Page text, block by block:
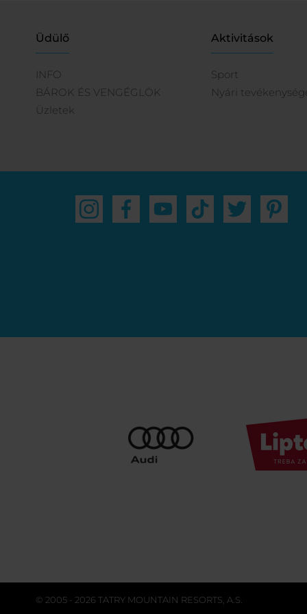
Üdülő
INFO
BÁROK ÉS VENGÉGLÖK
Üzletek
Aktivitások
Sport
Nyári
© 2005 - 2026 TATRY MOUNTAIN RESORTS, A.S.